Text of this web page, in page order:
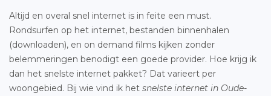
Altijd en overal snel internet is in feite een must.
Rondsurfen op het internet, bestanden binnenhalen
(downloaden), en on demand films kijken zonder
belemmeringen benodigt een goede provider. Hoe krijg ik
dan het snelste internet pakket? Dat varieert per
woongebied. Bij wie vind ik het snelste internet in Oude-